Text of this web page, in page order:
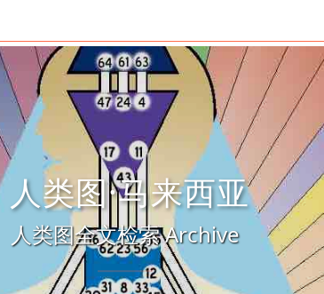
人类图·马来西亚
人类图全文检索 Archive